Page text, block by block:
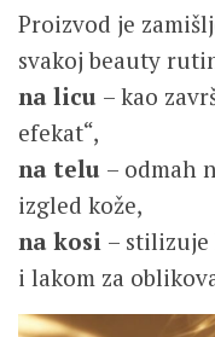
Proizvod je
svakoj beauty
na licu – kao
efekat“,
na telu – odmah
izgled kože,
na kosi – stilizuje
i lakom za